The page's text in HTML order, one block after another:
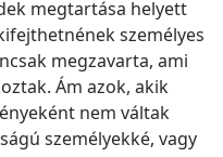
megtartása helyett
személyes
megzavarta, ami
Ám azok, akik
nem váltak
személyekké, vagy